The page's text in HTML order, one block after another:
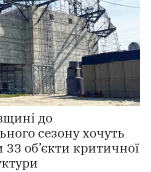
до
сезону хочуть
33 об’єкти критичної